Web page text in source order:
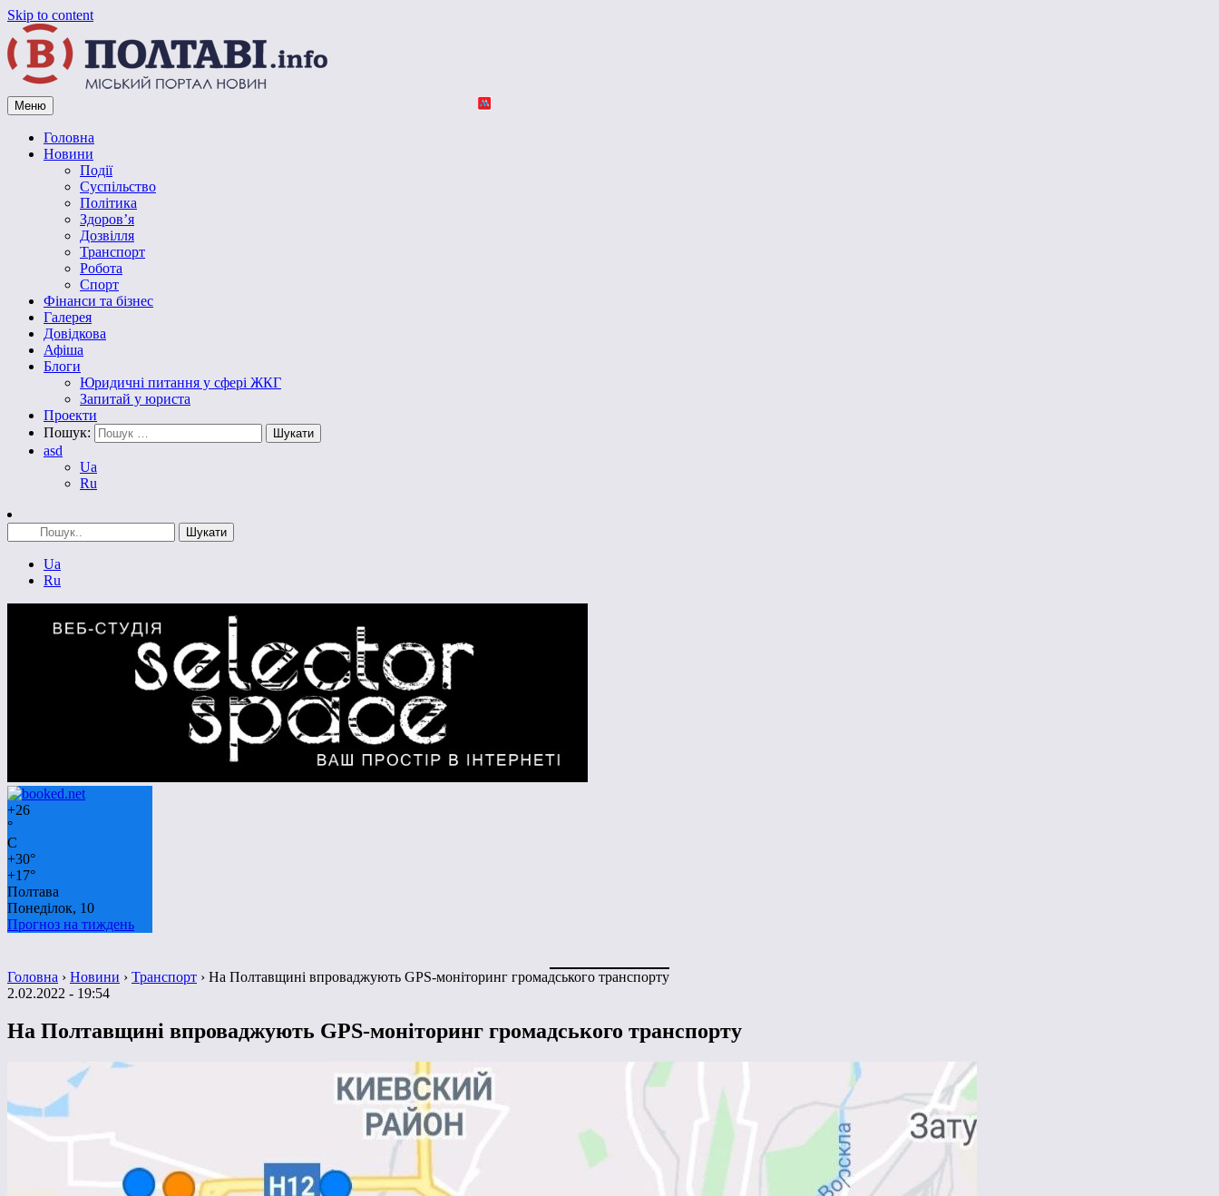
Skip to content
Vpoltave.info
Полтавський портал новин
Меню
Головна
Новини
Події
Суспільство
Політика
Здоров’я
Дозвілля
Транспорт
Робота
Спорт
Фінанси та бізнес
Галерея
Довідкова
Афіша
Блоги
Юридичні питання у сфері ЖКГ
Запитай у юриста
Проекти
Пошук:
asd
Ua
Ru
Ua
Ru
+26
°
C
+30°
+17°
Полтава
Понеділок, 10
Прогноз на тиждень
Головна › Новини › Транспорт › На Полтавщині впроваджують GPS-моніторинг громадського транспорту
2.02.2022 - 19:54
На Полтавщині впроваджують GPS-моніторинг громадського транспорту